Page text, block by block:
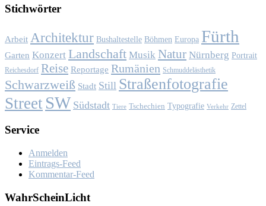
Stich­wör­ter
Arbeit Architektur Bushaltestelle Böhmen Europa Fürth
Garten Konzert Landschaft Musik Natur Nürnberg Portrait
Reichesdorf Reise Reportage Rumänien Schmuddelästhetik
Schwarzweiß Stadt Still Straßenfotografie
Street SW Südstadt Tiere Tschechien Typografie Verkehr Zettel
Ser­vice
Anmelden
Eintrags-Feed
Kommentar-Feed
Wahr­Schein­Licht